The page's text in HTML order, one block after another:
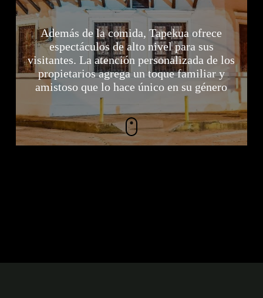
Además de la comida, Tapekua ofrece
espectáculos de alto nivel para sus
visitantes. La atención personalizada de los
propietarios agrega un toque familiar y
amistoso que lo hace único en su género